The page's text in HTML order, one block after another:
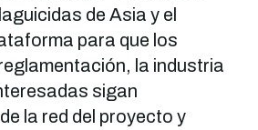
de Asia y el
para que los
la industria
sigan
la red del proyecto y